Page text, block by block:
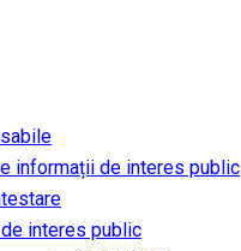
informații de interes public
interes public